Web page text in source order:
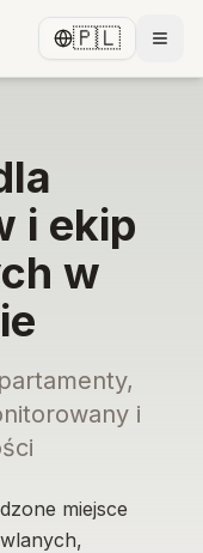
🇵🇱
i ekip
w
i
miejsce